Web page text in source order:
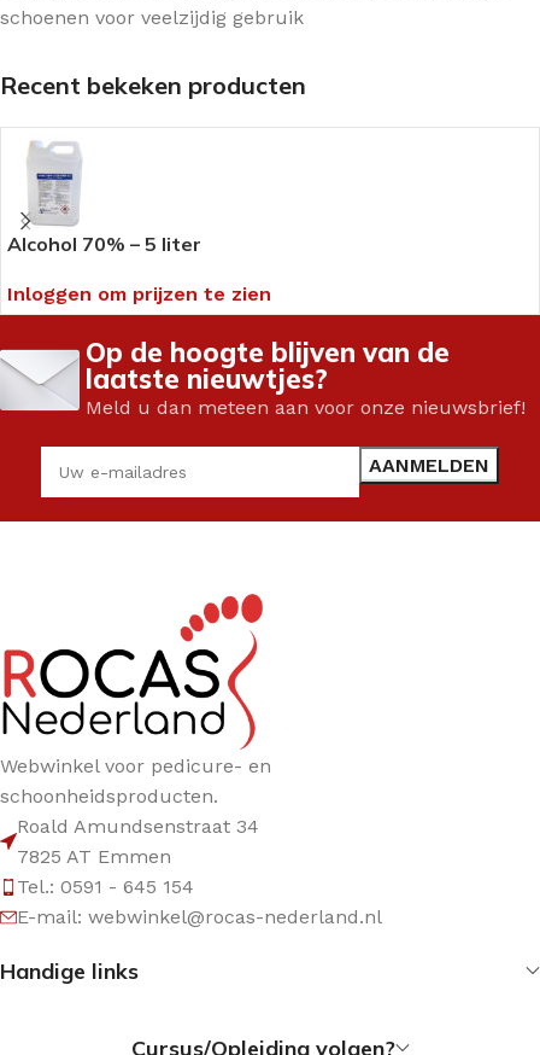
schoenen voor veelzijdig gebruik
Recent bekeken producten
Alcohol 70% – 5 liter
Inloggen om prijzen te zien
Op de hoogte blijven van de
laatste nieuwtjes?
Meld u dan meteen aan voor onze nieuwsbrief!
Webwinkel voor pedicure- en
schoonheidsproducten.
Roald Amundsenstraat 34
7825 AT Emmen
Tel.: 0591 - 645 154
E-mail: webwinkel@rocas-nederland.nl
Handige links
Cursus/Opleiding volgen?